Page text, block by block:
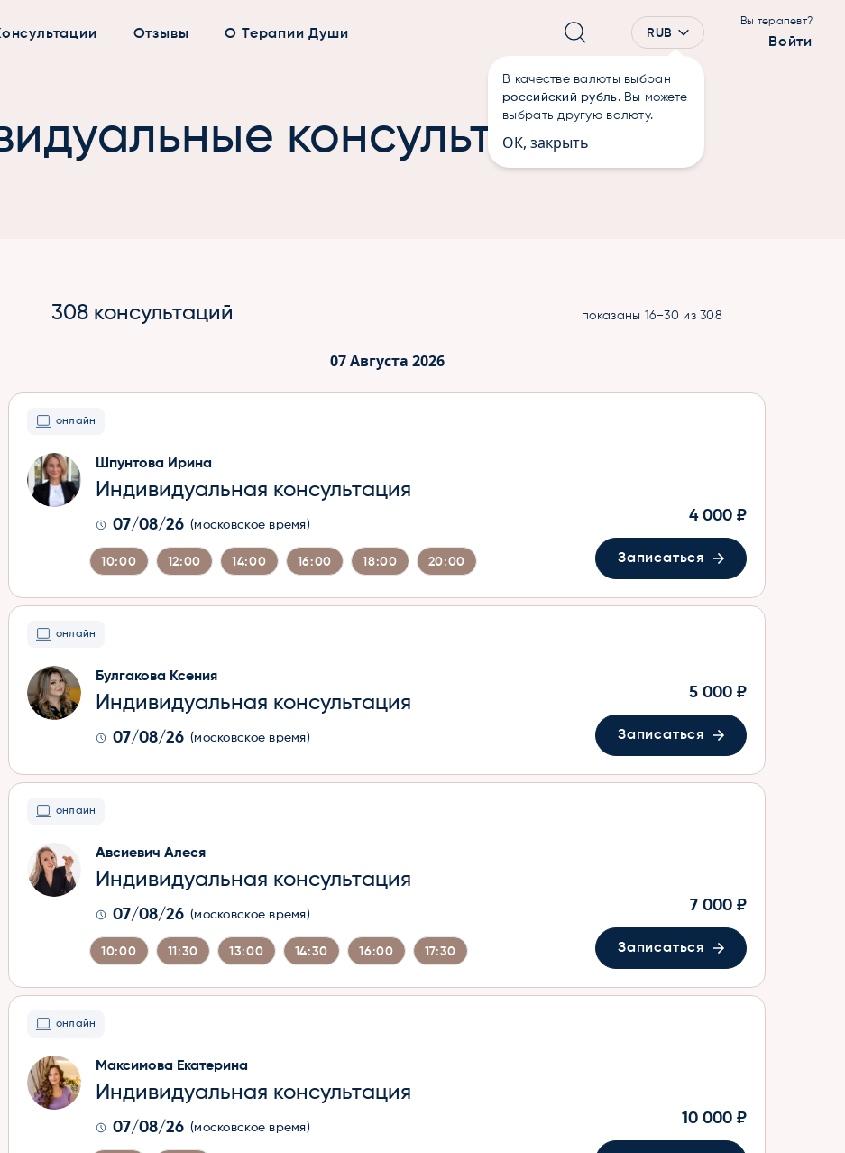
Отзывы О Терапии Души RUB
В качестве валюты выбран
российский рубль. Вы можете
выбрать другую валюту.
ОК, закрыть
Вы терапевт?
Войти
консультации
308 консультаций показаны 16–30 из 308
07 Августа 2026
онлайн
Шпунтова Ирина
Индивидуальная консультация
07/08/26 (московское время)
10:00 12:00 14:00 16:00 18:00 20:00
4 000 ₽
Записаться
онлайн
Булгакова Ксения
Индивидуальная консультация
07/08/26 (московское время)
5 000 ₽
Записаться
онлайн
Авсиевич Алеся
Индивидуальная консультация
07/08/26 (московское время)
10:00 11:30 13:00 14:30 16:00 17:30
7 000 ₽
Записаться
онлайн
Максимова Екатерина
Индивидуальная консультация
07/08/26 (московское время)
10 000 ₽